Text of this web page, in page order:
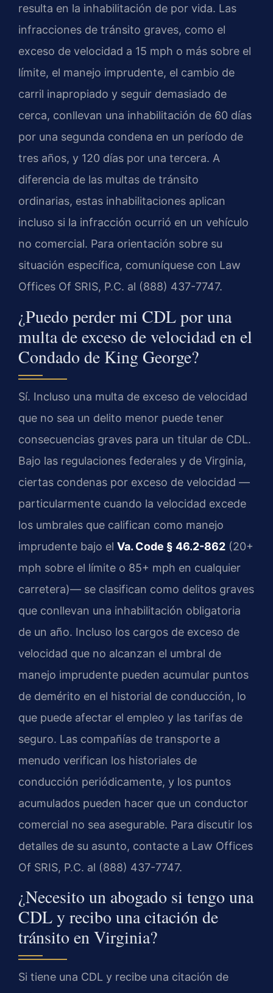
resulta en la inhabilitación de por vida. Las
infracciones de tránsito graves, como el
exceso de velocidad a 15 mph o más sobre el
límite, el manejo imprudente, el cambio de
carril inapropiado y seguir demasiado de
cerca, conllevan una inhabilitación de 60 días
por una segunda condena en un período de
tres años, y 120 días por una tercera. A
diferencia de las multas de tránsito
ordinarias, estas inhabilitaciones aplican
incluso si la infracción ocurrió en un vehículo
no comercial. Para orientación sobre su
situación específica, comuníquese con Law
Offices Of SRIS, P.C. al (888) 437-7747.
¿Puedo perder mi CDL por una
multa de exceso de velocidad en el
Condado de King George?
Sí. Incluso una multa de exceso de velocidad
que no sea un delito menor puede tener
consecuencias graves para un titular de CDL.
Bajo las regulaciones federales y de Virginia,
ciertas condenas por exceso de velocidad —
particularmente cuando la velocidad excede
los umbrales que califican como manejo
imprudente bajo el Va. Code § 46.2-862 (20+
mph sobre el límite o 85+ mph en cualquier
carretera)— se clasifican como delitos graves
que conllevan una inhabilitación obligatoria
de un año. Incluso los cargos de exceso de
velocidad que no alcanzan el umbral de
manejo imprudente pueden acumular puntos
de demérito en el historial de conducción, lo
que puede afectar el empleo y las tarifas de
seguro. Las compañías de transporte a
menudo verifican los historiales de
conducción periódicamente, y los puntos
acumulados pueden hacer que un conductor
comercial no sea asegurable. Para discutir los
detalles de su asunto, contacte a Law Offices
Of SRIS, P.C. al (888) 437-7747.
¿Necesito un abogado si tengo una
CDL y recibo una citación de
tránsito en Virginia?
Si tiene una CDL y recibe una citación de